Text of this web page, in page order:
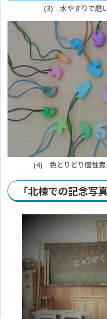
(3) 水やすりで磨
(4) 色とりどり個性豊
「北棟での記念写真